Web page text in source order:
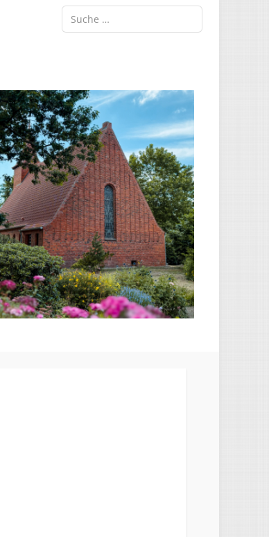
Suche ...